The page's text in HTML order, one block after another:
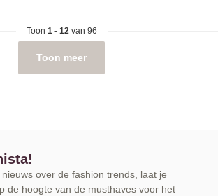
Toon 1- 12van 96
Toon meer
over de fashion trends, laat je
de hoogte van de musthaves voor het